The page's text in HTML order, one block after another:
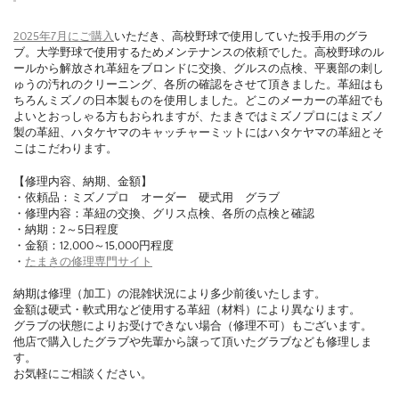
2025年7月にご購入 いただき、高校野球で使用していた投手用のグラ
ブ。大学野球で使用するためメンテナンスの依頼でした。高校野球のル
ールから解放され革紐をブロンドに交換、グルスの点検、平裏部の刺し
ゅうの汚れのクリーニング、各所の確認をさせて頂きました。革紐はも
ちろんミズノの日本製ものを使用しました。どこのメーカーの革紐でも
よいとおっしゃる方もおられますが、たまきではミズノプロにはミズノ
製の革紐、ハタケヤマのキャッチャーミットにはハタケヤマの革紐とそ
こはこだわります。
【修理内容、納期、金額】
・依頼品：ミズノプロ オーダー 硬式用 グラブ
・修理内容：革紐の交換、グリス点検、各所の点検と確認
・納期：2～5日程度
・金額：12,000～15,000円程度
・ たまきの修理専門サイト
納期は修理（加工）の混雑状況により多少前後いたします。
金額は硬式・軟式用など使用する革紐（材料）により異なります。
グラブの状態によりお受けできない場合（修理不可）もございます。
他店で購入したグラブや先輩から譲って頂いたグラブなども修理しま
す。
お気軽にご相談ください。